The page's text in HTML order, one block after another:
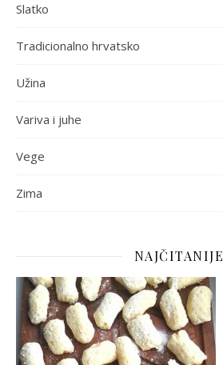
Slatko
Tradicionalno hrvatsko
Užina
Variva i juhe
Vege
Zima
NAJČITANIJE